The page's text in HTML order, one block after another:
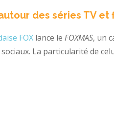
des séries TV et
FOX lance le FOXMAS, un
La particularité de